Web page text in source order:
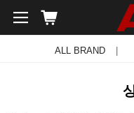
ALL BRAND